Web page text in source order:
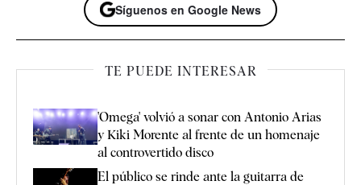
Síguenos en Google News
TE PUEDE INTERESAR
'Omega' volvió a sonar con Antonio Arias
y Kiki Morente al frente de un homenaje
al controvertido disco
El público se rinde ante la guitarra de